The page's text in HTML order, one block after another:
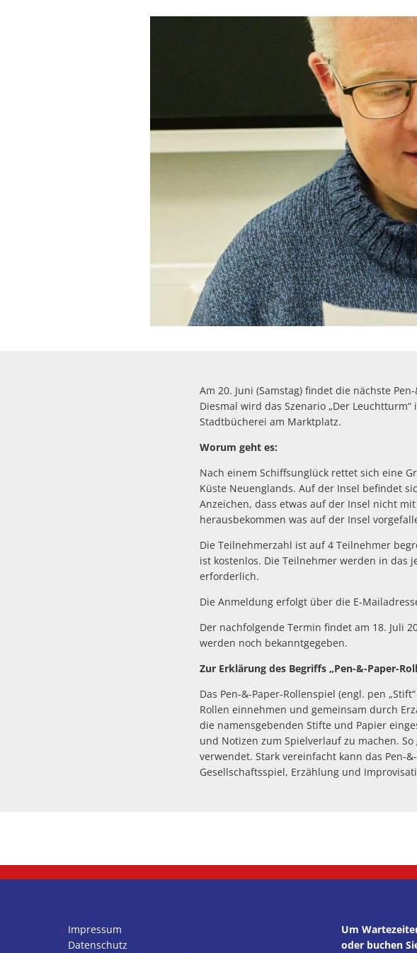
Mitteilungsblatt Haiger heute
Vereine
Bestattungswald
Politik
Haushalt
Wahlen
Ehrenamt
Amtliche
Bauen/
Am 20. Juni (Samstag) findet die nächste
Diesmal wird das Szenario „Der
Stadtbücherei am Marktplatz.
Worum geht es:
Nach einem Schiffsunglück rettet sich eine
Küste Neuenglands. Auf der Insel befindet
Anzeichen, dass etwas auf der Insel nicht
herausbekommen was auf der Insel
Die Teilnehmerzahl ist auf 4 Teilnehmer
ist kostenlos. Die Teilnehmer werden in das
erforderlich.
Die Anmeldung erfolgt über die E-
Der nachfolgende Termin findet am 18. Juli
werden noch bekanntgegeben.
Zur Erklärung des Begriffs „Pen-&-Paper-
Das Pen-&-Paper-Rollenspiel (engl. pen
Rollen einnehmen und gemeinsam durch
die namensgebenden Stifte und Papier
und Notizen zum Spielverlauf zu machen.
verwendet. Stark vereinfacht kann das Pen-
Gesellschaftsspiel, Erzählung und
Impressum
Datenschutz
Um
oder buchen